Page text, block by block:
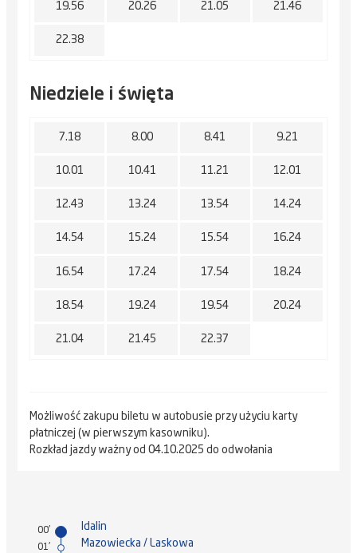
19.56 20.26 21.05 21.46
22.38
Niedziele i święta
7.18 8.00 8.41 9.21
10.01 10.41 11.21 12.01
12.43 13.24 13.54 14.24
14.54 15.24 15.54 16.24
16.54 17.24 17.54 18.24
18.54 19.24 19.54 20.24
21.04 21.45 22.37
Możliwość zakupu biletu w autobusie przy użyciu karty
płatniczej (w pierwszym kasowniku).
Rozkład jazdy ważny od 04.10.2025 do odwołania
00' Idalin
01' Mazowiecka / Laskowa